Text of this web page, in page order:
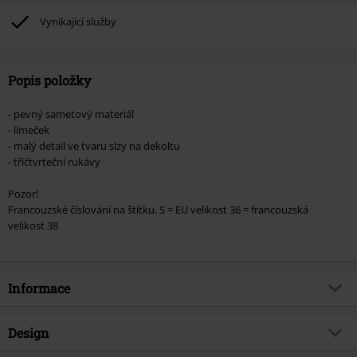
podpoříte nadaci.
Vynikající služby
Popis položky
- pevný sametový materiál
- límeček
- malý detail ve tvaru slzy na dekoltu
- tříčtvrteční rukávy
Pozor!
Francouzské číslování na štítku. S = EU velikost 36 = francouzská
velikost 38
Informace
Zboží č.
Design